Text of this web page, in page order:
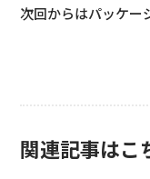
次回からはパッケー
関連記事はこ